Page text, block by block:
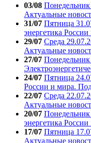
03/08 Понедельник
Актуальные
31/07 Пятница
энергетика
29/07 Среда
Актуальные
27/07 Понедельник
24/07 Пятница
России и мира.
22/07 Среда
Актуальные
20/07 Понедельник
энергетика
17/07 Пятница
Актуальные